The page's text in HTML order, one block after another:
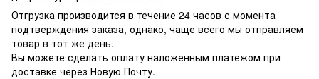
Отгрузка производится в течение 24 часов с момента
подтверждения заказа, однако, чаще всего мы отправляем
товар в тот же день.
Вы можете сделать оплату наложенным платежом при
доставке через Новую Почту.